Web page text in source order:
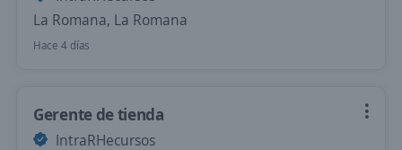
La Romana, La Romana
Hace 4 días
Gerente de tienda
IntraRHecursos